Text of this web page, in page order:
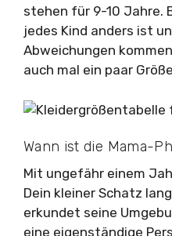
stehen für 9-10 Jahre.
jedes Kind anders ist
Abweichungen
auch mal ein paar
Wann ist die Mama-
Mit ungefähr einem
Dein kleiner Schatz
erkundet seine
eine eigenständige